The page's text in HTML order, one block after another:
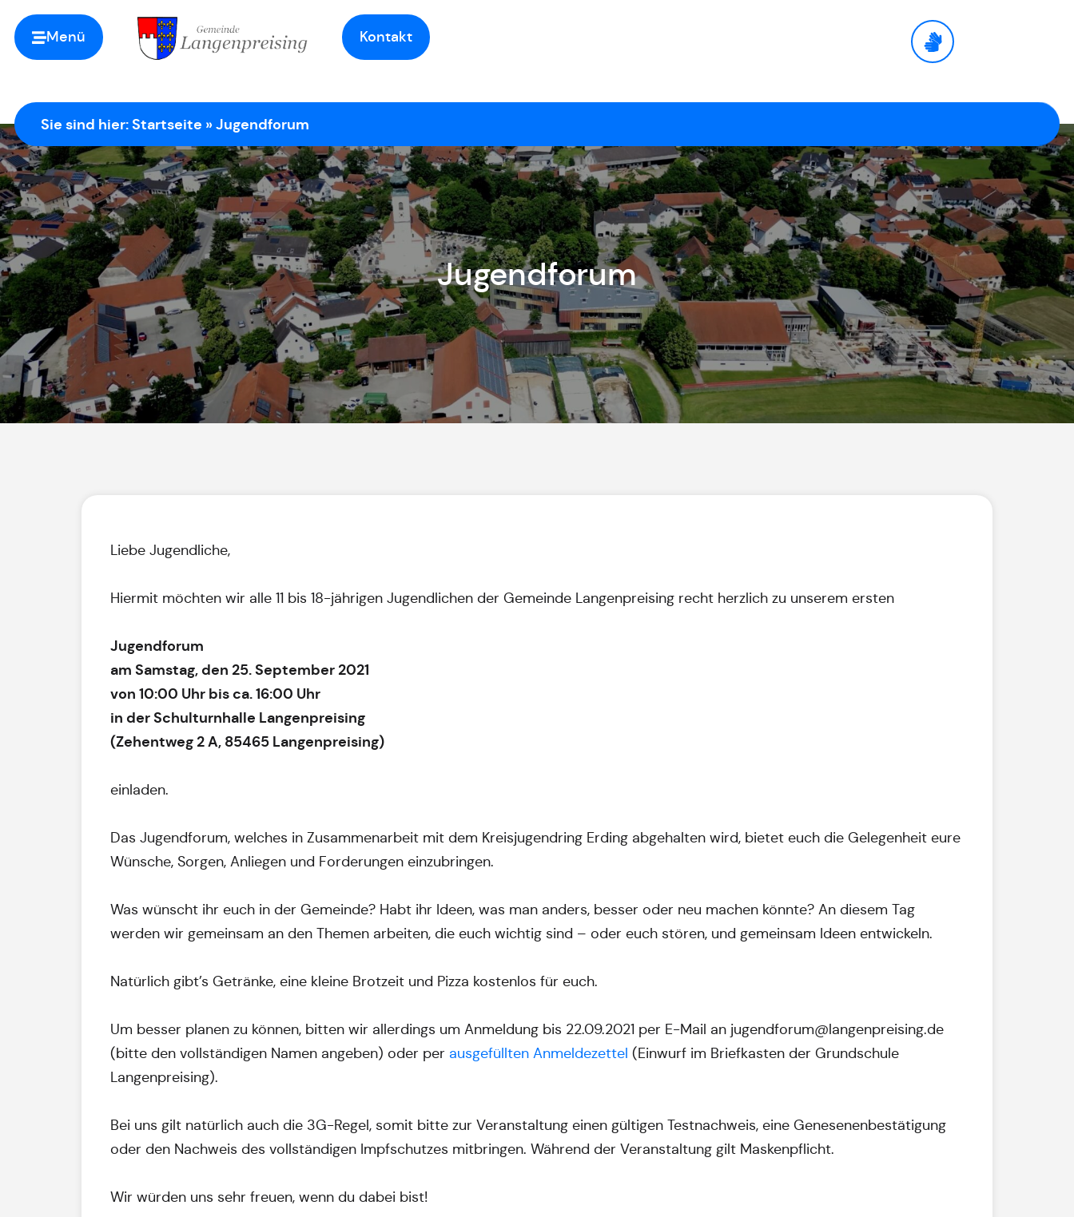
Menü Kontakt
Sie sind hier:Startseite »Jugendforum
Jugendforum
Liebe Jugendliche,
Hiermit möchten wir alle 11 bis 18-jährigen Jugendlichen der Gemeinde Langenpreising recht herzlich zu unserem ersten
Jugendforum
am Samstag, den 25. September 2021
von 10:00 Uhr bis ca. 16:00 Uhr
in der Schulturnhalle Langenpreising
(Zehentweg 2 A, 85465 Langenpreising)
einladen.
Das Jugendforum, welches in Zusammenarbeit mit dem Kreisjugendring Erding abgehalten wird, bietet euch die Gelegenheit eure
Wünsche, Sorgen, Anliegen und Forderungen einzubringen.
Was wünscht ihr euch in der Gemeinde? Habt ihr Ideen, was man anders, besser oder neu machen könnte? An diesem Tag
werden wir gemeinsam an den Themen arbeiten, die euch wichtig sind – oder euch stören, und gemeinsam Ideen entwickeln.
Natürlich gibt’s Getränke, eine kleine Brotzeit und Pizza kostenlos für euch.
Um besser planen zu können, bitten wir allerdings um Anmeldung bis 22.09.2021 per E-Mail an jugendforum@langenpreising.de
(bitte den vollständigen Namen angeben) oder per ausgefüllten Anmeldezettel (Einwurf im Briefkasten der Grundschule
Langenpreising).
Bei uns gilt natürlich auch die 3G-Regel, somit bitte zur Veranstaltung einen gültigen Testnachweis, eine Genesenenbestätigung
oder den Nachweis des vollständigen Impfschutzes mitbringen. Während der Veranstaltung gilt Maskenpflicht.
Wir würden uns sehr freuen, wenn du dabei bist!